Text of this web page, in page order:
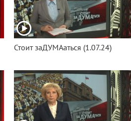
Стоит заДУМАаться (1.07.24)